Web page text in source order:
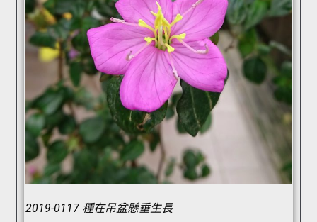
2019-0117 種在吊盆懸垂生長